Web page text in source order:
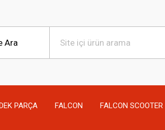
PARÇA FALCON FALCON SCOOTER